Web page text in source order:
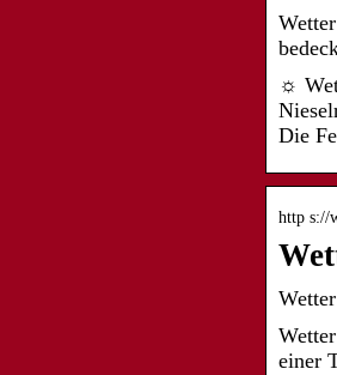
☼
Die
http s://
einer